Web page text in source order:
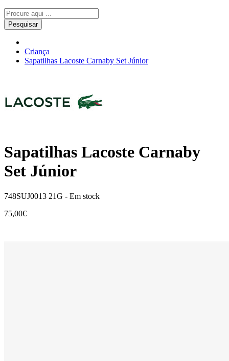
Pesquisar
Criança
Sapatilhas Lacoste Carnaby Set Júnior
Sapatilhas Lacoste Carnaby
Set Júnior
748SUJ0013 21G - Em stock
75,00€